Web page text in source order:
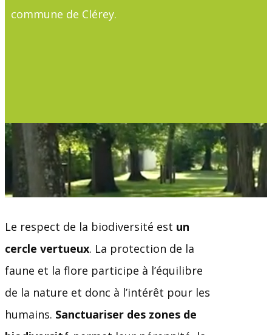
commune de Clérey.
Le respect de la biodiversité est un
cercle vertueux. La protection de la
faune et la flore participe à l’équilibre
de la nature et donc à l’intérêt pour les
humains. Sanctuariser des zones de